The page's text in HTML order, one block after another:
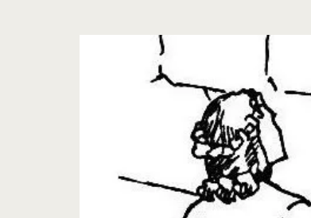
<span>Le
cadeau</span>